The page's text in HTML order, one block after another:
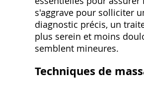
s'aggrave pour solliciter
diagnostic précis, un
plus serein et moins
semblent mineures.
Techniques de